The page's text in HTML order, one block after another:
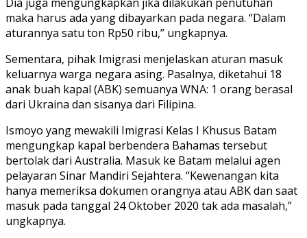
maka harus ada yang dibayarkan pada negara. “Dalam
aturannya satu ton Rp50 ribu,” ungkapnya.
Sementara, pihak Imigrasi menjelaskan aturan masuk
keluarnya warga negara asing. Pasalnya, diketahui 18
anak buah kapal (ABK) semuanya WNA: 1 orang berasal
dari Ukraina dan sisanya dari Filipina.
Ismoyo yang mewakili Imigrasi Kelas I Khusus Batam
mengungkap kapal berbendera Bahamas tersebut
bertolak dari Australia. Masuk ke Batam melalui agen
pelayaran Sinar Mandiri Sejahtera. “Kewenangan kita
hanya memeriksa dokumen orangnya atau ABK dan saat
masuk pada tanggal 24 Oktober 2020 tak ada masalah,”
ungkapnya.